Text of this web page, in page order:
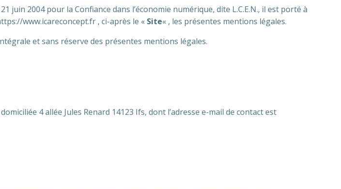
2004 pour la Confiance dans l’économie numérique, dite L.C.E.N., il est porté à
www.icareconcept.fr , ci-après le « Site« , les présentes mentions légales.
et sans réserve des présentes mentions légales.
4 allée Jules Renard 14123 Ifs, dont l’adresse e-mail de contact est